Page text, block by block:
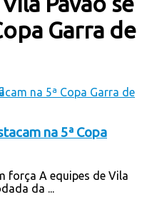
Garra de
na 5ª Copa
força A equipes de Vila
da ...